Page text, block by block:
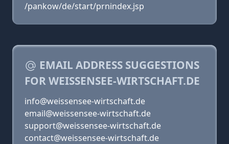
/pankow/de/start/prnindex.jsp
EMAIL ADDRESS SUGGESTIONS
FOR WEISSENSEE-WIRTSCHAFT.DE
info@weissensee-wirtschaft.de
email@weissensee-wirtschaft.de
support@weissensee-wirtschaft.de
contact@weissensee-wirtschaft.de